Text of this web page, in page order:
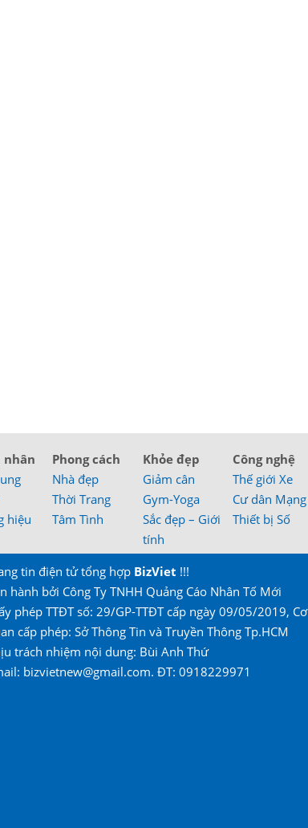
nhân
hiệu
Phong cách
Nhà đẹp
Thời Trang
Tâm Tình
Khỏe đẹp
Giảm cân
Gym-Yoga
Sắc đẹp – Giới
tính
Công nghệ
Thế giới Xe
Cư dân Mạng
Thiết bị Số
tin điện tử tổng hợp BizViet !!!
hành bởi Công Ty TNHH Quảng Cáo Nhân Tố Mới
phép TTĐT số: 29/GP-TTĐT cấp ngày 09/05/2019, Cơ
cấp phép: Sở Thông Tin và Truyền Thông Tp.HCM
trách nhiệm nội dung: Bùi Anh Thứ
bizvietnew@gmail.com. ĐT: 0918229971